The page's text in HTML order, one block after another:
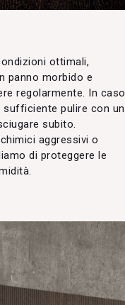
ottimali,
panno morbido e
regolarmente. In caso
pulire con un
subito.
aggressivi o
di proteggere le